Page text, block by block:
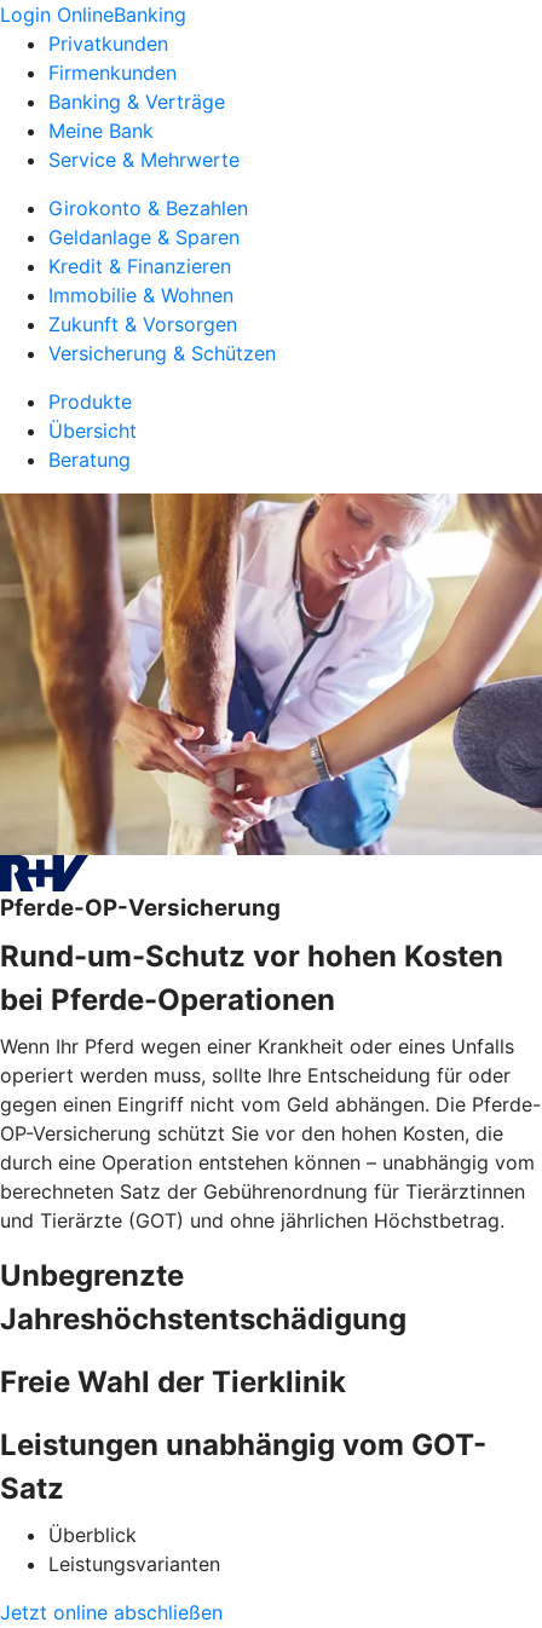
Login OnlineBanking
Privatkunden
Firmenkunden
Banking & Verträge
Meine Bank
Service & Mehrwerte
Girokonto & Bezahlen
Geldanlage & Sparen
Kredit & Finanzieren
Immobilie & Wohnen
Zukunft & Vorsorgen
Versicherung & Schützen
Produkte
Übersicht
Beratung
Pferde-OP-Versicherung
Rund-um-Schutz vor hohen Kosten
bei Pferde-Operationen
Wenn Ihr Pferd wegen einer Krankheit oder eines Unfalls
operiert werden muss, sollte Ihre Entscheidung für oder
gegen einen Eingriff nicht vom Geld abhängen. Die Pferde-
OP-Versicherung schützt Sie vor den hohen Kosten, die
durch eine Operation entstehen können – unabhängig vom
berechneten Satz der Gebührenordnung für Tierärztinnen
und Tierärzte (GOT) und ohne jährlichen Höchstbetrag.
Unbegrenzte
Jahreshöchstentschädigung
Freie Wahl der Tierklinik
Leistungen unabhängig vom GOT-
Satz
Überblick
Leistungsvarianten
Jetzt online abschließen